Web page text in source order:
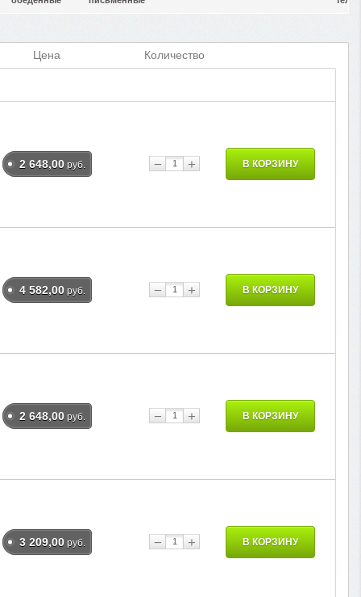
Цена
Количество
2 648,00 руб. − + В КОРЗИНУ
4 582,00 руб. − + В КОРЗИНУ
2 648,00 руб. − + В КОРЗИНУ
3 209,00 руб. − + В КОРЗИНУ